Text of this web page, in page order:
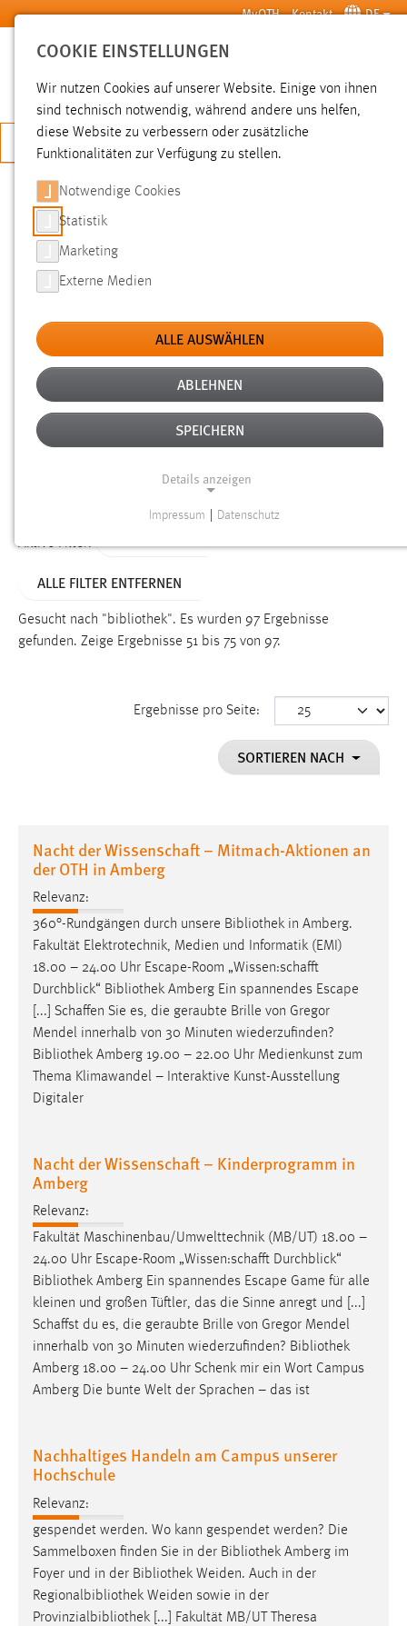
Zum Hauptinhalt springen MyOTH Kontakt DE
SUCHE
JETZT BEWERBEN
SUCHE
FILTER
Typ
Erstellungsdatum
Alter
Aktive Filter:
ALLE FILTER ENTFERNEN
Gesucht nach "bibliothek". Es wurden 97 Ergebnisse
gefunden. Zeige Ergebnisse 51 bis 75 von 97.
Ergebnisse pro Seite:
SORTIEREN NACH
Nacht der Wissenschaft – Mitmach-Aktionen an
der OTH in Amberg
Relevanz:
360°-Rundgängen durch unsere Bibliothek in Amberg.
Fakultät Elektrotechnik, Medien und Informatik (EMI)
18.00 – 24.00 Uhr Escape-Room „Wissen:schafft
Durchblick“ Bibliothek Amberg Ein spannendes Escape
[...] Schaffen Sie es, die geraubte Brille von Gregor
Mendel innerhalb von 30 Minuten wiederzufinden?
Bibliothek Amberg 19.00 – 22.00 Uhr Medienkunst zum
Thema Klimawandel – Interaktive Kunst-Ausstellung
Digitaler
Nacht der Wissenschaft – Kinderprogramm in
Amberg
Relevanz:
Fakultät Maschinenbau/Umwelttechnik (MB/UT) 18.00 –
24.00 Uhr Escape-Room „Wissen:schafft Durchblick“
Bibliothek Amberg Ein spannendes Escape Game für alle
kleinen und großen Tüftler, das die Sinne anregt und [...]
Schaffst du es, die geraubte Brille von Gregor Mendel
innerhalb von 30 Minuten wiederzufinden? Bibliothek
Amberg 18.00 – 24.00 Uhr Schenk mir ein Wort Campus
Amberg Die bunte Welt der Sprachen – das ist
Nachhaltiges Handeln am Campus unserer
Hochschule
Relevanz:
gespendet werden. Wo kann gespendet werden? Die
Sammelboxen finden Sie in der Bibliothek Amberg im
Foyer und in der Bibliothek Weiden. Auch in der
Regionalbibliothek Weiden sowie in der
Provinzialbibliothek [...] Fakultät MB/UT Theresa
COOKIE EINSTELLUNGEN
Wir nutzen Cookies auf unserer Website. Einige von ihnen
sind technisch notwendig, während andere uns helfen,
diese Website zu verbessern oder zusätzliche
Funktionalitäten zur Verfügung zu stellen.
Notwendige Cookies
Statistik
Marketing
Externe Medien
ALLE AUSWÄHLEN
ABLEHNEN
SPEICHERN
Details anzeigen
Funktionen und sind für die einwandfreie Funktion der
Einverständnis
cookie_consent
Dieser Cookie speichert die ausgewählten Einverständnis-
Name:
staticfilecache
Zweck:
Für performante Seitenauslieferung wird in diesem Cookie
gespeichert, ob man eingeloggt ist.
Sprachpräferenz
Name:
Zweck:
Das Cookie speichert die gewählte Sprache der Website.
Cookie Laufzeit:
30 Tage
Chat
Name:
chat-frame-style-5e9dbeb1811c0446
Zweck:
MibewSessionID, mibew-chat-frame-style-
5e9dbeb1811c0446 = Sitzungslaufzeit, mibew_locale = 3
Jahre, MIBEW_UserID = 1 Jahr
Login
Name:
fe_user, be_user, be_lastLoginProvider
Impressum Datenschutz